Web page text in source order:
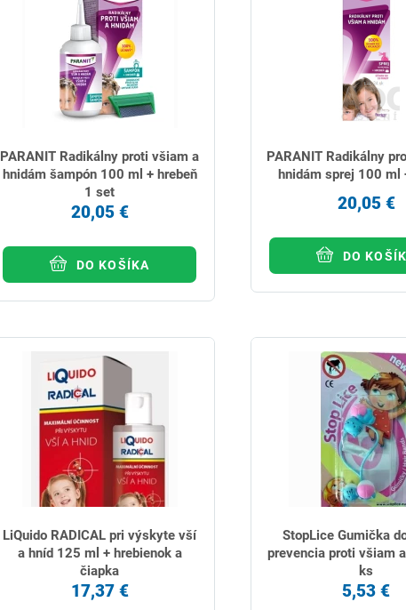
PARANIT Radikálny proti všiam a
hnidám šampón 100 ml + hrebeň
1 set
20,05 €
DO KOŠÍKA
PARANIT Radikálny
hnidám sprej 100 ml
20,05 €
DO
LiQuido RADICAL pri výskyte vší
a hníd 125 ml + hrebienok a
čiapka
17,37 €
StopLice Gumička
prevencia proti všiam
ks
5,53 €